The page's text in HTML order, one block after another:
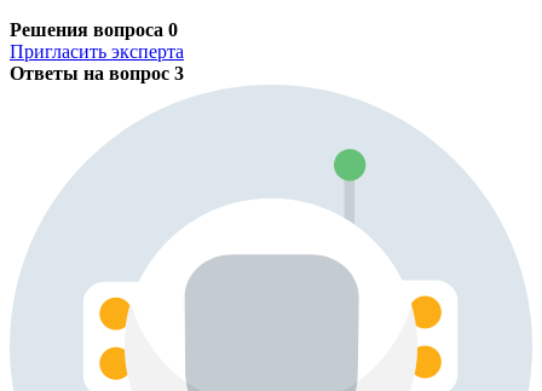
Решения вопроса 0
Пригласить эксперта
Ответы на вопрос 3